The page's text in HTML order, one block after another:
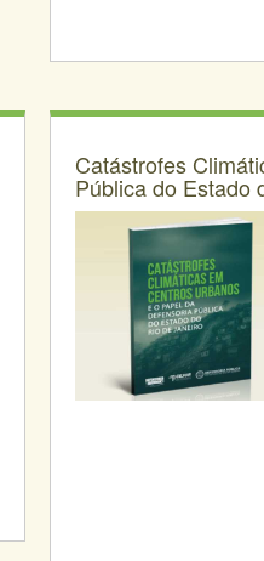
Catástrofes
Pública do Estado